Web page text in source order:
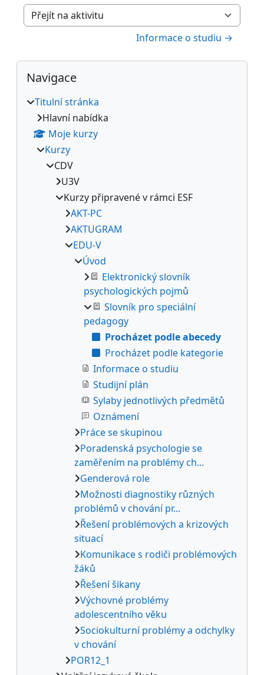
Přejít na aktivitu
Informace o studiu →
Bloky
Přeskočit: Navigace
Navigace
Titulní stránka
Hlavní nabídka
Moje kurzy
Kurzy
CDV
U3V
Kurzy připravené v rámci ESF
AKT-PC
AKTUGRAM
EDU-V
Úvod
Elektronický slovník
psychologických pojmů
Slovník pro speciální
pedagogy
Procházet podle abecedy
Procházet podle kategorie
Informace o studiu
Studijní plán
Sylaby jednotlivých předmětů
Oznámení
Práce se skupinou
Poradenská psychologie se
zaměřením na problémy ch...
Genderová role
Možnosti diagnostiky různých
problémů v chování pr...
Řešení problémových a krizových
situací
Komunikace s rodiči problémových
žáků
Řešení šikany
Výchovné problémy
adolescentního věku
Sociokulturní problémy a odchylky
v chování
POR12_1